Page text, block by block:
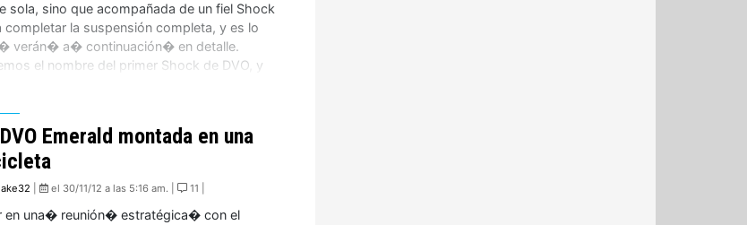
sola, sino que acompañada de un fiel Shock
completar la suspensión completa, y es lo
verán� a� continuación� en detalle.
el nombre del primer Shock de DVO, y
Emerald montada en una
el 30/11/12 a las 5:16 am. | 11 |
en una� reunión� estratégica� con el